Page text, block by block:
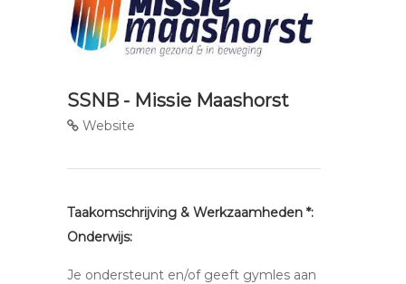
SSNB - Missie Maashorst
Website
Taakomschrijving & Werkzaamheden *:
Onderwijs:
Je ondersteunt en/of geeft gymles aan